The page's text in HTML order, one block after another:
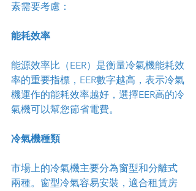
素需要考慮：
能耗效率
能源效率比（EER）是衡量冷氣機能耗效
率的重要指標，EER數字越高，表示冷氣
機運作的能耗效率越好，選擇EER高的冷
氣機可以幫您節省電費。
冷氣機種類
市場上的冷氣機主要分為窗型和分離式
兩種。窗型冷氣容易安裝，適合租賃房